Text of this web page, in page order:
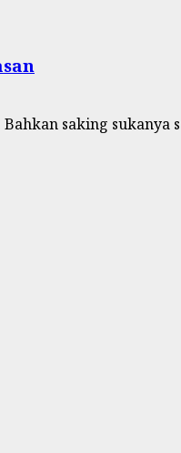
saking sukanya